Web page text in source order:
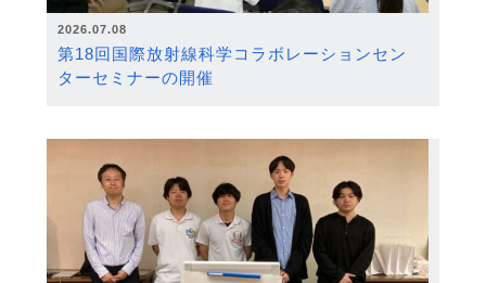
2026.07.08
第18回国際放射線科学コラボレーションセン
ターセミナーの開催